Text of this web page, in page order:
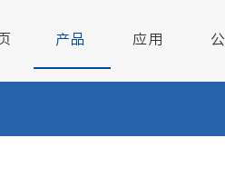
产品
2.4GHz无线射频芯片
应用
智慧畜牧
公司简介